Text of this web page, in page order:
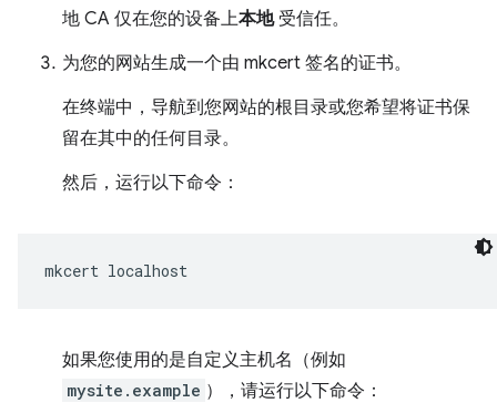
地 CA 仅在您的设备上本地受信任。
为您的网站生成一个由 mkcert 签名的证书。
在终端中，导航到您网站的根目录或您希望将证书保
留在其中的任何目录。
然后，运行以下命令：
mkcert
如果您使用的是自定义主机名（例如
mysite.example ），请运行以下命令：